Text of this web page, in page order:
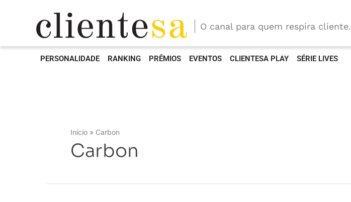
O canal para quem respira cliente.
PERSONALIDADE RANKING PRÊMIOS EVENTOS CLIENTESA PLAY SÉRIE LIVES
Início Carbon
Carbon